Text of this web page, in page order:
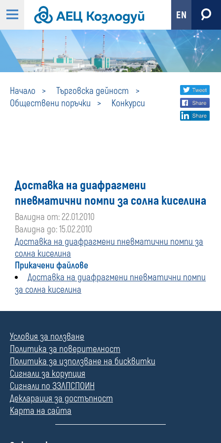
EN
Начало
Търговска дейност
Обществени поръчки
Конкурси
Конкурси
Share
social
Доставка на диафрагмени
пневматични помпи за солна киселина
Валидна от: 22.01.2010
Валидна до: 15.02.2010
Доставка на диафрагмени пневматични помпи за
солна киселина
Прикачени файлове
Доставка на диафрагмени пневматични помпи
за солна киселина
Условия за ползване
Политика за поверителност
Политика за използване на бисквитки
Сигнали за корупция
Сигнали по ЗЗЛПСПОИН
Декларация за достъпност
Карта на сайта